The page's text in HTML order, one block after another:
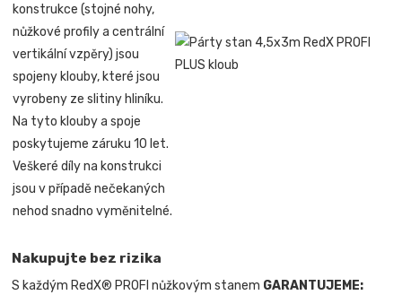
konstrukce (stojné nohy,
nůžkové profily a centrální
vertikální vzpěry) jsou
spojeny klouby, které jsou
vyrobeny ze slitiny hliníku.
Na tyto klouby a spoje
poskytujeme záruku 10 let.
Veškeré díly na konstrukci
jsou v případě nečekaných
nehod snadno vyměnitelné.
Nakupujte bez rizika
S každým RedX® PROFI nůžkovým stanem GARANTUJEME: